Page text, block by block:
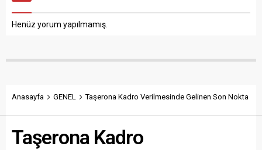
Henüz yorum yapılmamış.
Anasayfa GENEL Taşerona Kadro Verilmesinde Gelinen Son Nokta
Taşerona Kadro